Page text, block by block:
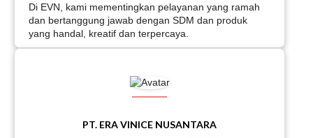
Di EVN, kami mementingkan pelayanan yang ramah
dan bertanggung jawab dengan SDM dan produk
yang handal, kreatif dan terpercaya.
PT. ERA VINICE NUSANTARA